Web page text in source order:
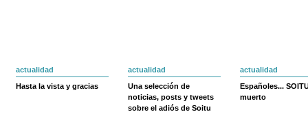
actualidad
Hasta la vista y gracias
actualidad
Una selección de
noticias, posts y tweets
sobre el adiós de Soitu
actualidad
Españoles...
muerto